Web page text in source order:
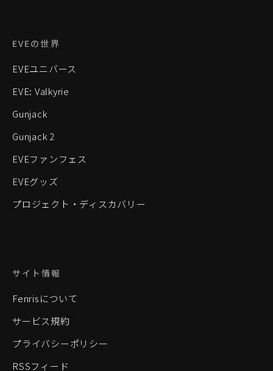
EVEの世界
EVEユニバース
EVE: Valkyrie
Gunjack
Gunjack 2
EVEファンフェス
EVEグッズ
プロジェクト・ディスカバリー
サイト情報
Fenrisについて
サービス規約
プライバシーポリシー
RSSフィード